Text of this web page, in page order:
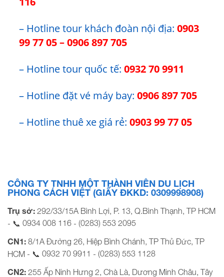
– Hotline tour khách đoàn nội địa: 0903
99 77 05–0906 897 705
– Hotline tour quốc tế: 0932 70 9911
– Hotline đặt vé máy bay: 0906 897 705
– Hotline thuê xe giá rẻ: 0903 99 77 05
CÔNG TY TNHH MỘT THÀNH VIÊN DU LỊCH
PHONG CÁCH VIỆT (GIẤY ĐKKD: 0309998908)
Trụ sở: 292/33/15A Bình Lợi, P. 13, Q.Bình Thạnh, TP HCM
- 📞 0934 008 116 - (0283) 553 2095
CN1: 8/1A Đường 26, Hiệp Bình Chánh, TP Thủ Đức, TP
HCM - 📞 0932 70 9911 - (0283) 553 1128
CN2: 255 Ấp Ninh Hưng 2, Chà Là, Dương Minh Châu, Tây